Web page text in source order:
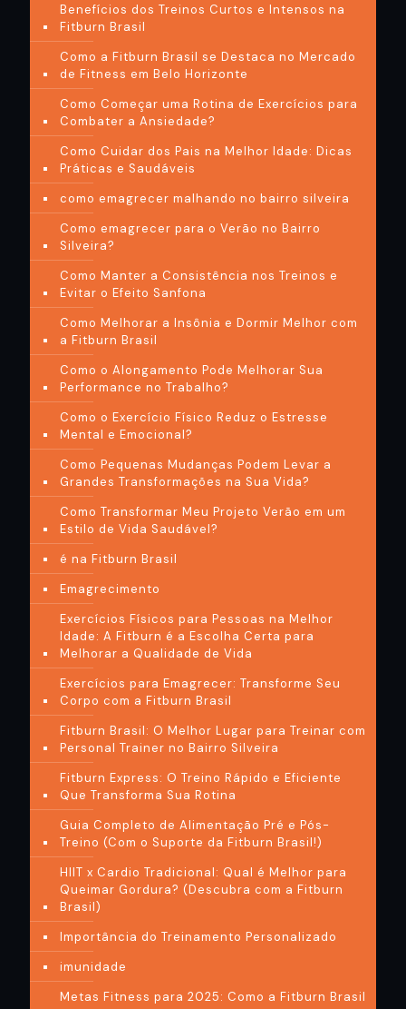
Benefícios dos Treinos Curtos e Intensos na
Fitburn Brasil
Como a Fitburn Brasil se Destaca no Mercado
de Fitness em Belo Horizonte
Como Começar uma Rotina de Exercícios para
Combater a Ansiedade?
Como Cuidar dos Pais na Melhor Idade: Dicas
Práticas e Saudáveis
como emagrecer malhando no bairro silveira
Como emagrecer para o Verão no Bairro
Silveira?
Como Manter a Consistência nos Treinos e
Evitar o Efeito Sanfona
Como Melhorar a Insônia e Dormir Melhor com
a Fitburn Brasil
Como o Alongamento Pode Melhorar Sua
Performance no Trabalho?
Como o Exercício Físico Reduz o Estresse
Mental e Emocional?
Como Pequenas Mudanças Podem Levar a
Grandes Transformações na Sua Vida?
Como Transformar Meu Projeto Verão em um
Estilo de Vida Saudável?
é na Fitburn Brasil
Emagrecimento
Exercícios Físicos para Pessoas na Melhor
Idade: A Fitburn é a Escolha Certa para
Melhorar a Qualidade de Vida
Exercícios para Emagrecer: Transforme Seu
Corpo com a Fitburn Brasil
Fitburn Brasil: O Melhor Lugar para Treinar com
Personal Trainer no Bairro Silveira
Fitburn Express: O Treino Rápido e Eficiente
Que Transforma Sua Rotina
Guia Completo de Alimentação Pré e Pós-
Treino (Com o Suporte da Fitburn Brasil!)
HIIT x Cardio Tradicional: Qual é Melhor para
Queimar Gordura? (Descubra com a Fitburn
Brasil)
Importância do Treinamento Personalizado
imunidade
Metas Fitness para 2025: Como a Fitburn Brasil